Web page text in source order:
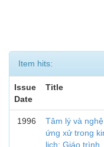
Item hits:
Issue
Date
Title
1996
Tâm lý và
ứng xử trong
lịch: Giáo trình